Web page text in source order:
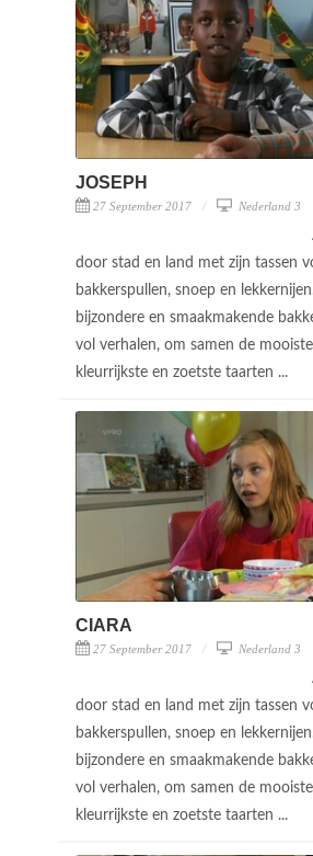
JOSEPH
27 September 2017 Nederland 3
door stad en land met zijn tassen
bakkerspullen, snoep en
bijzondere en smaakmakende
vol verhalen, om samen de
kleurrijkste en zoetste taarten ...
CIARA
27 September 2017 Nederland 3
door stad en land met zijn tassen
bakkerspullen, snoep en
bijzondere en smaakmakende
vol verhalen, om samen de
kleurrijkste en zoetste taarten ...